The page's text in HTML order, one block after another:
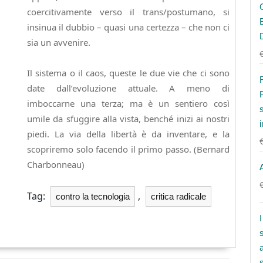
coercitivamente verso il trans/postumano, si
insinua il dubbio – quasi una certezza – che non ci
sia un avvenire.
Il sistema o il caos, queste le due vie che ci sono
date dall’evoluzione attuale. A meno di
imboccarne una terza; ma è un sentiero così
umile da sfuggire alla vista, benché inizi ai nostri
piedi. La via della libertà è da inventare, e la
scopriremo solo facendo il primo passo. (Bernard
Charbonneau)
Tag: contro la tecnologia , critica radicale